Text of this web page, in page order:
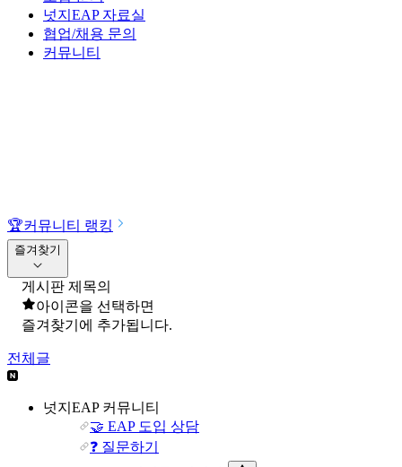
넛지EAP 자료실
협업/채용 문의
커뮤니티
🏆커뮤니티 랭킹
즐겨찾기
게시판 제목의
아이콘을 선택하면
즐겨찾기에 추가됩니다.
전체글
넛지EAP 커뮤니티
🤝 EAP 도입 상담
❓ 질문하기